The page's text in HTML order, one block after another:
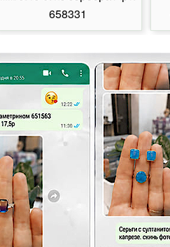
658331